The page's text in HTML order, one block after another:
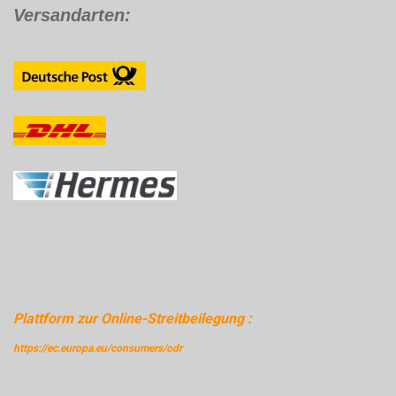
Versandarten:
Plattform zur Online-Streitbeilegung :
https://ec.europa.eu/consumers/odr